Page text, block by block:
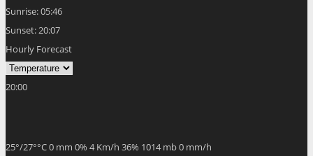
Sunrise:05:46
Sunset:20:07
Hourly Forecast
20:00
25°/27°°C0 mm 0% 4 Km/h 36% 1014 mb0 mm/h